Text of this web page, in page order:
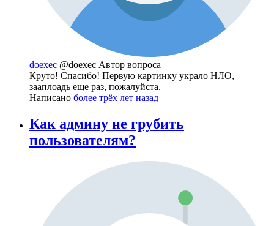
doexec @doexec Автор вопроса
Круто! Спасибо! Первую картинку украло НЛО,
зааплоадь еще раз, пожалуйста.
Написано более трёх лет назад
Как админу не грубить
пользователям?